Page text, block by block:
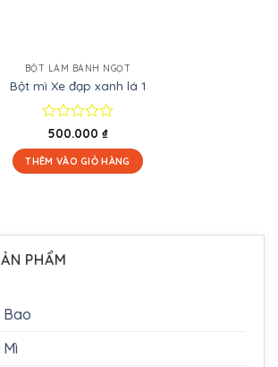
BỘT LÀM BÁNH NGỌT
Bột mì Xe đạp xanh lá 1
Được
xếp
hạng
0
500.000 ₫
THÊM VÀO GIỎ HÀNG
PHẨM
Bao